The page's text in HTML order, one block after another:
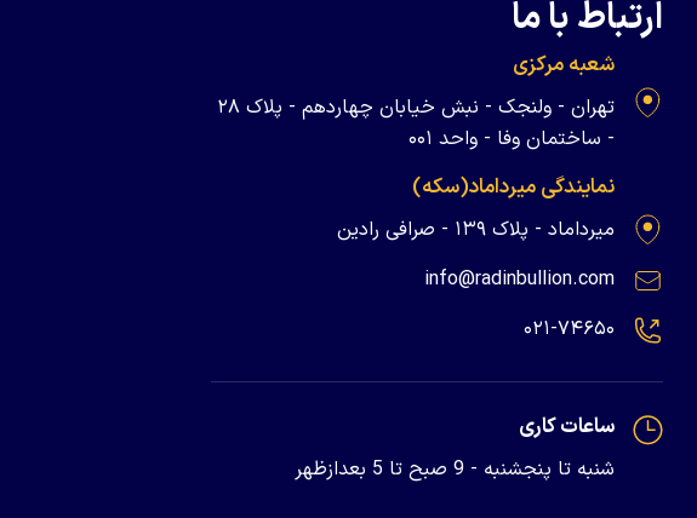
ارتباط با ما
شعبه مرکزی
تهران - ولنجک - نبش خیابان چهاردهم - پلاک ۲۸
- ساختمان وفا - واحد ۰۰۱
نمایندگی میرداماد(سکه)
میرداماد - پلاک ۱۳۹ - صرافی رادین
info@radinbullion.com
۰۲۱-۷۴۶۵۰
ساعات کاری
شنبه تا پنجشنبه - 9 صبح تا 5 بعدازظهر